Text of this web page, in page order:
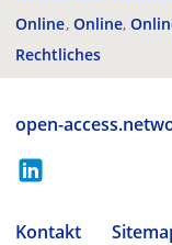
Online Online
Rechtliches
open-
Kontakt